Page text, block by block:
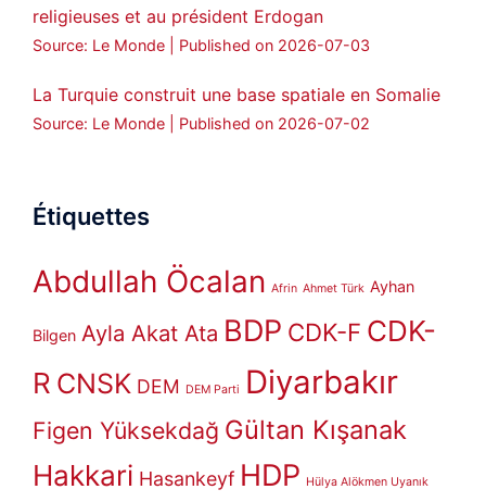
religieuses et au président Erdogan
Source: Le Monde Published on 2026-07-03
La Turquie construit une base spatiale en Somalie
Source: Le Monde Published on 2026-07-02
Étiquettes
Abdullah Öcalan Afrin Ahmet Türk Ayhan
Bilgen Ayla Akat Ata BDP CDK-F CDK-
R CNSK DEM DEM Parti Diyarbakır
Figen Yüksekdağ Gültan Kışanak
Hakkari Hasankeyf HDP Hülya Alökmen Uyanık